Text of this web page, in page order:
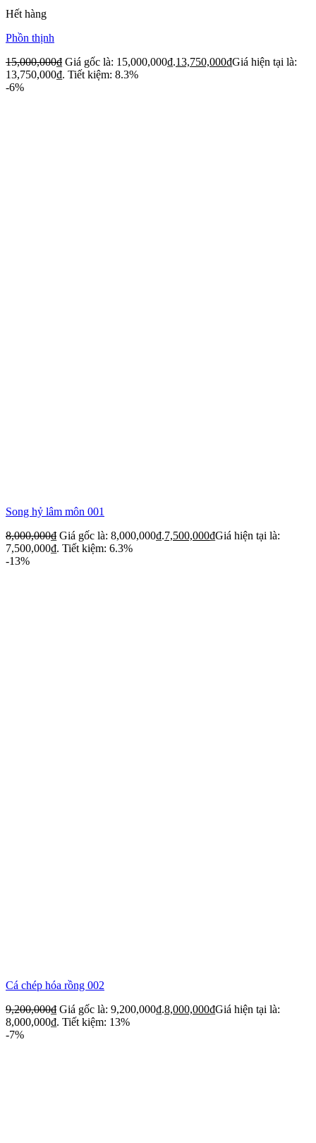
Hết hàng
Phồn thịnh
15,000,000₫ Giá gốc là: 15,000,000₫.13,750,000₫Giá hiện tại là:
13,750,000₫. Tiết kiệm: 8.3%
-6%
Song hỷ lâm môn 001
8,000,000₫ Giá gốc là: 8,000,000₫.7,500,000₫Giá hiện tại là:
7,500,000₫. Tiết kiệm: 6.3%
-13%
Cá chép hóa rồng 002
9,200,000₫ Giá gốc là: 9,200,000₫.8,000,000₫Giá hiện tại là:
8,000,000₫. Tiết kiệm: 13%
-7%